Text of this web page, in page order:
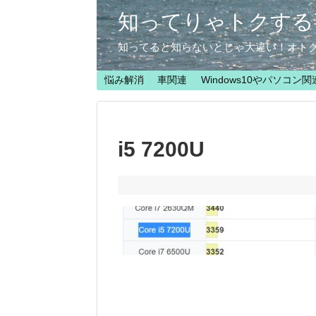
知ってりゃトクす
知ってると知らないとじゃ大違い！オト
悩み解消 車関連 Windows10やパソコン関
i5 7200U